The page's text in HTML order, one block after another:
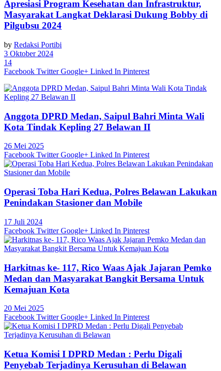
Apresiasi Program Kesehatan dan Infrastruktur,
Masyarakat Langkat Deklarasi Dukung Bobby di
Pilgubsu 2024
by Redaksi Portibi
3 Oktober 2024
14
Facebook Twitter Google+ Linked In Pinterest
Anggota DPRD Medan, Saipul Bahri Minta Wali
Kota Tindak Kepling 27 Belawan II
26 Mei 2025
Facebook Twitter Google+ Linked In Pinterest
Operasi Toba Hari Kedua, Polres Belawan Lakukan
Penindakan Stasioner dan Mobile
17 Juli 2024
Facebook Twitter Google+ Linked In Pinterest
Harkitnas ke- 117, Rico Waas Ajak Jajaran Pemko
Medan dan Masyarakat Bangkit Bersama Untuk
Kemajuan Kota
20 Mei 2025
Facebook Twitter Google+ Linked In Pinterest
Ketua Komisi I DPRD Medan : Perlu Digali
Penyebab Terjadinya Kerusuhan di Belawan